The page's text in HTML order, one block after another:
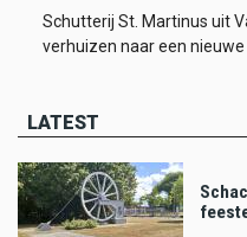
Schutterij St. Martinus uit
verhuizen naar een
LATEST